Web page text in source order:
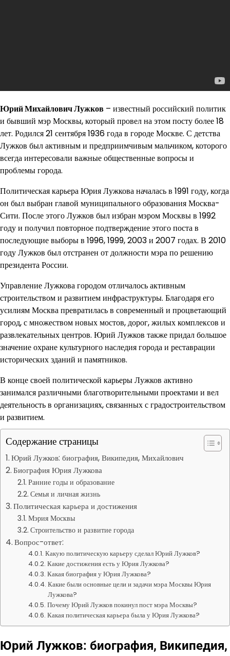
Юрий Михайлович Лужков – известный российский политик
и бывший мэр Москвы, который провел на этом посту более 18
лет. Родился 21 сентября 1936 года в городе Москве. С детства
Лужков был активным и предприимчивым мальчиком, которого
всегда интересовали важные общественные вопросы и
проблемы города.
Политическая карьера Юрия Лужкова началась в 1991 году, когда
он был выбран главой муниципального образования Москва-
Сити. После этого Лужков был избран мэром Москвы в 1992
году и получил повторное подтверждение этого поста в
последующие выборы в 1996, 1999, 2003 и 2007 годах. В 2010
году Лужков был отстранен от должности мэра по решению
президента России.
Управление Лужкова городом отличалось активным
строительством и развитием инфраструктуры. Благодаря его
усилиям Москва превратилась в современный и процветающий
город, с множеством новых мостов, дорог, жилых комплексов и
развлекательных центров. Юрий Лужков также придал большое
значение охране культурного наследия города и реставрации
исторических зданий и памятников.
В конце своей политической карьеры Лужков активно
занимался различными благотворительными проектами и вел
деятельность в организациях, связанных с градостроительством
и развитием.
Содержание страницы
Юрий Лужков: биография, Википедия, Михайлович
Биография Юрия Лужкова
Ранние годы и образование
Семья и личная жизнь
Политическая карьера и достижения
Мэрия Москвы
Строительство и развитие города
Вопрос-ответ:
Какую политическую карьеру сделал Юрий Лужков?
Какие достижения есть у Юрия Лужкова?
Какая биография у Юрия Лужкова?
Какие были основные цели и задачи мэра Москвы Юрия
Лужкова?
Почему Юрий Лужков покинул пост мэра Москвы?
Какая политическая карьера была у Юрия Лужкова?
Юрий Лужков: биография, Википедия,